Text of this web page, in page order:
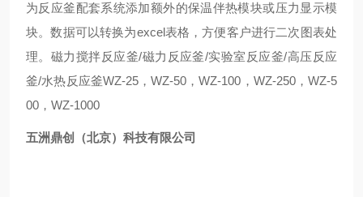
为反应釜配套系统添加额外的保温伴热模块或压力显示模
块。数据可以转换为excel表格，方便客户进行二次图表处
理。磁力搅拌反应釜/磁力反应釜/实验室反应釜/高压反应
釜/水热反应釜WZ-25，WZ-50，WZ-100，WZ-250，WZ-5
00，WZ-1000
五洲鼎创（北京）科技有限公司